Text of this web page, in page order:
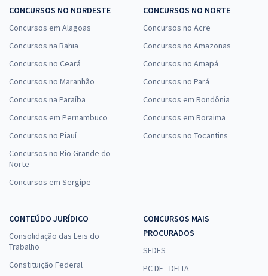
CONCURSOS NO NORDESTE
Concursos em Alagoas
Concursos na Bahia
Concursos no Ceará
Concursos no Maranhão
Concursos na Paraíba
Concursos em Pernambuco
Concursos no Piauí
Concursos no Rio Grande do
Norte
Concursos em Sergipe
CONCURSOS NO NORTE
Concursos no Acre
Concursos no Amazonas
Concursos no Amapá
Concursos no Pará
Concursos em Rondônia
Concursos em Roraima
Concursos no Tocantins
CONTEÚDO JURÍDICO
Consolidação das Leis do
Trabalho
Constituição Federal
CONCURSOS MAIS
PROCURADOS
SEDES
PC DF - DELTA